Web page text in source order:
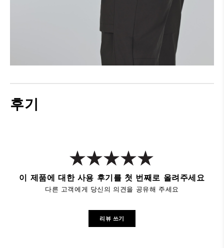
후기
이 제품에 대한 사용 후기를 첫 번째로 올려주세요
다른 고객에게 당신의 의견을 공유해 주세요
리뷰 쓰기